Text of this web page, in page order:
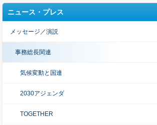
ニュース・プレス
メッセージ／演説
事務総長関連
気候変動と国連
2030アジェンダ
TOGETHER